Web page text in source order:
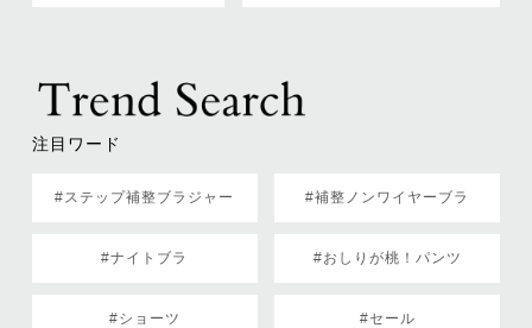
注目ワード
#ステップ補整ブラジャー #補整ノンワイヤーブラ
#ナイトブラ #おしりが桃！パンツ
#ショーツ #セール